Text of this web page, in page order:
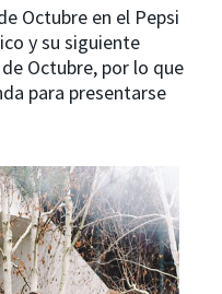
Octubre en el Pepsi
y su siguiente
Octubre, por lo que
para presentarse